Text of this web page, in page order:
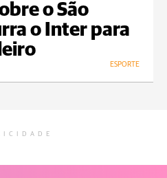
o São
o Inter para
ESPORTE